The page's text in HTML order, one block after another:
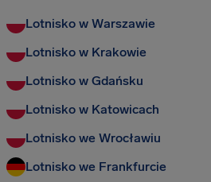
Lotnisko w Warszawie
Lotnisko w Krakowie
Lotnisko w Gdańsku
Lotnisko w Katowicach
Lotnisko we Wrocławiu
Lotnisko we Frankfurcie